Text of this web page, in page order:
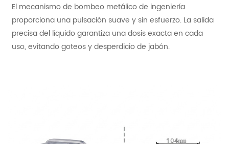
El mecanismo de bombeo metálico de ingeniería
proporciona una pulsación suave y sin esfuerzo. La salida
precisa del líquido garantiza una dosis exacta en cada
uso, evitando goteos y desperdicio de jabón.